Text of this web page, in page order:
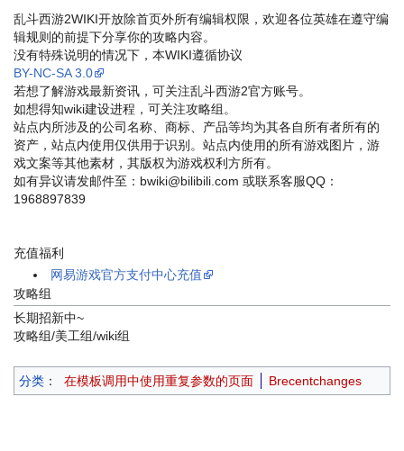
乱斗西游2WIKI开放除首页外所有编辑权限，欢迎各位英雄在遵守编
辑规则的前提下分享你的攻略内容。
没有特殊说明的情况下，本WIKI遵循协议
BY-NC-SA 3.0
若想了解游戏最新资讯，可关注乱斗西游2官方账号。
如想得知wiki建设进程，可关注攻略组。
站点内所涉及的公司名称、商标、产品等均为其各自所有者所有的
资产，站点内使用仅供用于识别。站点内使用的所有游戏图片，游
戏文案等其他素材，其版权为游戏权利方所有。
如有异议请发邮件至：bwiki@bilibili.com 或联系客服QQ：
1968897839
充值福利
网易游戏官方支付中心充值
攻略组
长期招新中~
攻略组/美工组/wiki组
分类 ： 在模板调用中使用重复参数的页面 Brecentchanges